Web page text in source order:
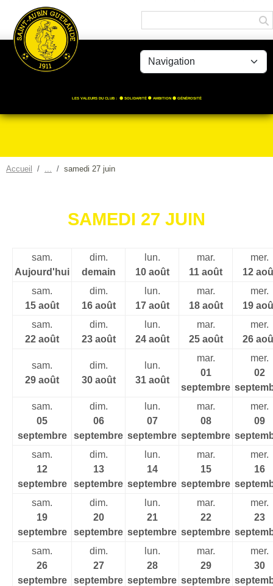
LES VALEURS DU CLUB : 🟡 SOLIDARITÉ ⚫️ AMBITION 🟡 GÉNÉROSITÉ
Accueil samedi 27 juin
SAMEDI 27 JUIN
sam.
Aujourd'hui
dim.
demain
lun.
10 août
mar.
11 août
mer.
12
sam.
15 août
dim.
16 août
lun.
17 août
mar.
18 août
mer.
19
sam.
22 août
dim.
23 août
lun.
24 août
mar.
25 août
mer.
26
sam.
29 août
dim.
30 août
lun.
31 août
mar.
01
septembre
mer.
02
sam.
05
septembre
dim.
06
septembre
lun.
07
septembre
mar.
08
septembre
mer.
09
sam.
12
septembre
dim.
13
septembre
lun.
14
septembre
mar.
15
septembre
mer.
16
sam.
19
septembre
dim.
20
septembre
lun.
21
septembre
mar.
22
septembre
mer.
23
sam.
26
septembre
dim.
27
septembre
lun.
28
septembre
mar.
29
septembre
mer.
30
Panneau de gestion des cookies